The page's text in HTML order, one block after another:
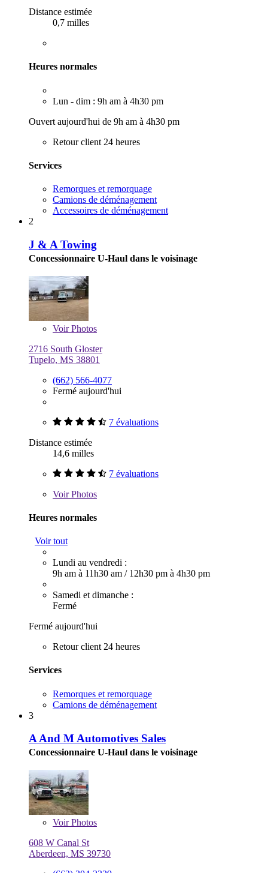
Distance estimée
0,7 milles
Heures normales
Lun - dim : 9h am à 4h30 pm
Ouvert aujourd'hui de 9h am à 4h30 pm
Retour client 24 heures
Services
Remorques et remorquage
Camions de déménagement
Accessoires de déménagement
2
J & A Towing
Concessionnaire U-Haul dans le voisinage
VoirPhotos
2716 South Gloster
Tupelo, MS 38801
(662) 566-4077
Fermé aujourd'hui
7 évaluations
Distance estimée
14,6 milles
7 évaluations
VoirPhotos
Heures normales
Voir tout
Lundi au vendredi :
9h am à 11h30 am / 12h30 pm à 4h30 pm
Samedi et dimanche :
Fermé
Fermé aujourd'hui
Retour client 24 heures
Services
Remorques et remorquage
Camions de déménagement
3
A And M Automotives Sales
Concessionnaire U-Haul dans le voisinage
VoirPhotos
608 W Canal St
Aberdeen, MS 39730